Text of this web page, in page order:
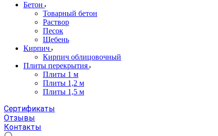
Бетон
Товарный бетон
Раствор
Песок
Щебень
Кирпич
Кирпич облицовочный
Плиты перекрытия
Плиты 1 м
Плиты 1,2 м
Плиты 1,5 м
Сертификаты
Отзывы
Контакты